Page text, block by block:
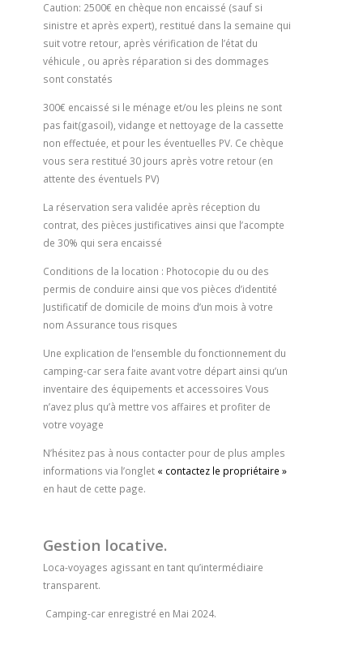
Caution: 2500€ en chèque non encaissé (sauf si
sinistre et après expert), restitué dans la semaine qui
suit votre retour, après vérification de l’état du
véhicule , ou après réparation si des dommages
sont constatés
300€ encaissé si le ménage et/ou les pleins ne sont
pas fait(gasoil), vidange et nettoyage de la cassette
non effectuée, et pour les éventuelles PV. Ce chèque
vous sera restitué 30 jours après votre retour (en
attente des éventuels PV)
La réservation sera validée après réception du
contrat, des pièces justificatives ainsi que l’acompte
de 30% qui sera encaissé
Conditions de la location : Photocopie du ou des
permis de conduire ainsi que vos pièces d’identité
Justificatif de domicile de moins d’un mois à votre
nom Assurance tous risques
Une explication de l’ensemble du fonctionnement du
camping-car sera faite avant votre départ ainsi qu’un
inventaire des équipements et accessoires Vous
n’avez plus qu’à mettre vos affaires et profiter de
votre voyage
N’hésitez pas à nous contacter pour de plus amples
informations via l’onglet « contactez le propriétaire »
en haut de cette page.
Gestion locative.
Loca-voyages agissant en tant qu’intermédiaire
transparent.
Camping-car enregistré en Mai 2024.